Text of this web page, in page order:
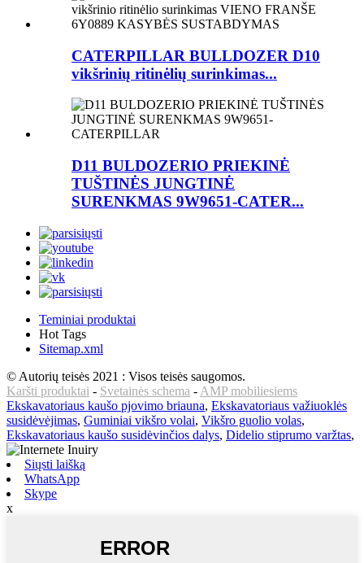
CATERPILLAR BULLDOZER D10
vikšrinių ritinėlių surinkimas...
D11 BULDOZERIO PRIEKINĖ
TUŠTINĖS JUNGTINĖ
SURENKMAS 9W9651-CATER...
Teminiai produktai
Hot Tags
Sitemap.xml
© Autorių teisės 2021 : Visos teisės saugomos.
Karšti produktai - Svetainės schema - AMP mobiliesiems
Ekskavatoriaus kaušo pjovimo briauna, Ekskavatoriaus važiuoklės
susidėvėjimas, Guminiai vikšro volai, Vikšro guolio volas,
Ekskavatoriaus kaušo susidėvinčios dalys, Didelio stiprumo varžtas,
Siųsti laišką
WhatsApp
Skype
x